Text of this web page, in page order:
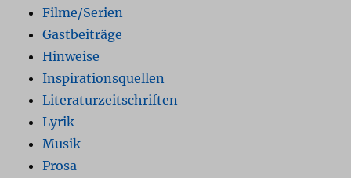
Filme/Serien
Gastbeiträge
Hinweise
Inspirationsquellen
Literaturzeitschriften
Lyrik
Musik
Prosa